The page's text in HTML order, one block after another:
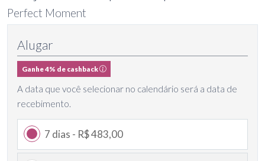
Perfect Moment
Alugar
Ganhe 4% de cashback
A data que você selecionar no calendário será a data de
recebimento.
7 dias - R$ 483,00